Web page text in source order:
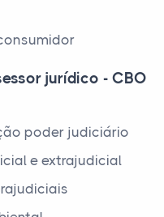
jurídico - CBO
poder judiciário
e extrajudicial